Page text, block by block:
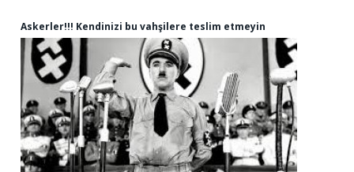
Askerler!!! Kendinizi bu vahşilere teslim etmeyin